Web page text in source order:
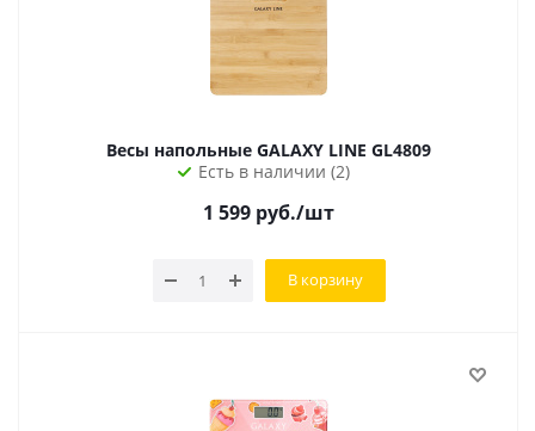
Весы напольные GALAXY LINE GL4809
Есть в наличии (2)
1 599 руб./шт
В корзину